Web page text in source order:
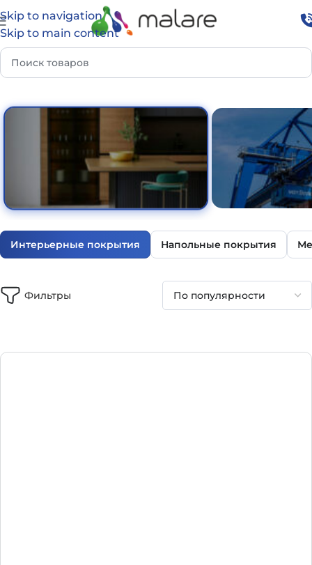
Skip to navigation
Skip to main content
Каталог Дом и интерьер Интерьерные покрытия
ДОМ И ИНТЕРЬЕР
Интерьерные покрытия Напольные покрытия
Фильтры